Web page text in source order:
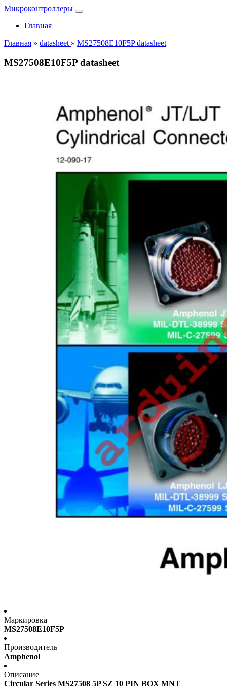
Микроконтроллеры
Главная
Главная » datasheet » MS27508E10F5P datasheet
MS27508E10F5P datasheet
Маркировка
MS27508E10F5P
Производитель
Amphenol
Описание
Circular Series MS27508 5P SZ 10 PIN BOX MNT